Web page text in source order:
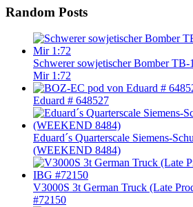
Random Posts
Schwerer sowjetischer Bomber
Mir 1:72
Eduard # 648527
Eduard´s Quarterscale Siemens-
(WEEKEND 8484)
V3000S 3t German Truck (Late
#72150